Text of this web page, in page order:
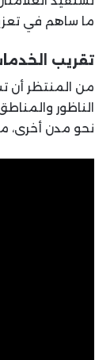
ما ساهم في
تقريب
من المنتظر أن
الناظور
نحو مدن أخرى،